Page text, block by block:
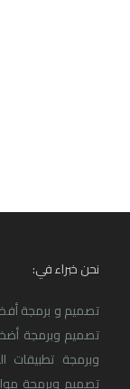
نحن خبراء في:
تصميم و برمجة
تصميم وبرمجة
وبرمجة تطبيقات
تصميم وبرمجة